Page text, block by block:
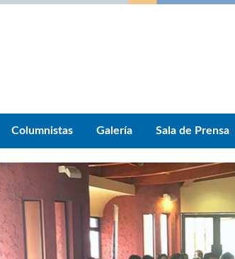
Columnistas Galería Sala de Prensa